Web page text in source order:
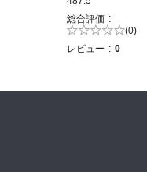
総合評価
5段階評価の (0)
レビュー
0